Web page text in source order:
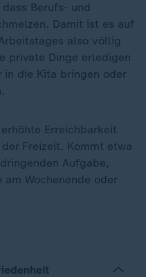
Berufs- und
Damit ist es auf
also völlig
private Dinge erledigen
in die Kita bringen oder
Erreichbarkeit
Freizeit. Kommt etwa
Aufgabe,
Wochenende oder